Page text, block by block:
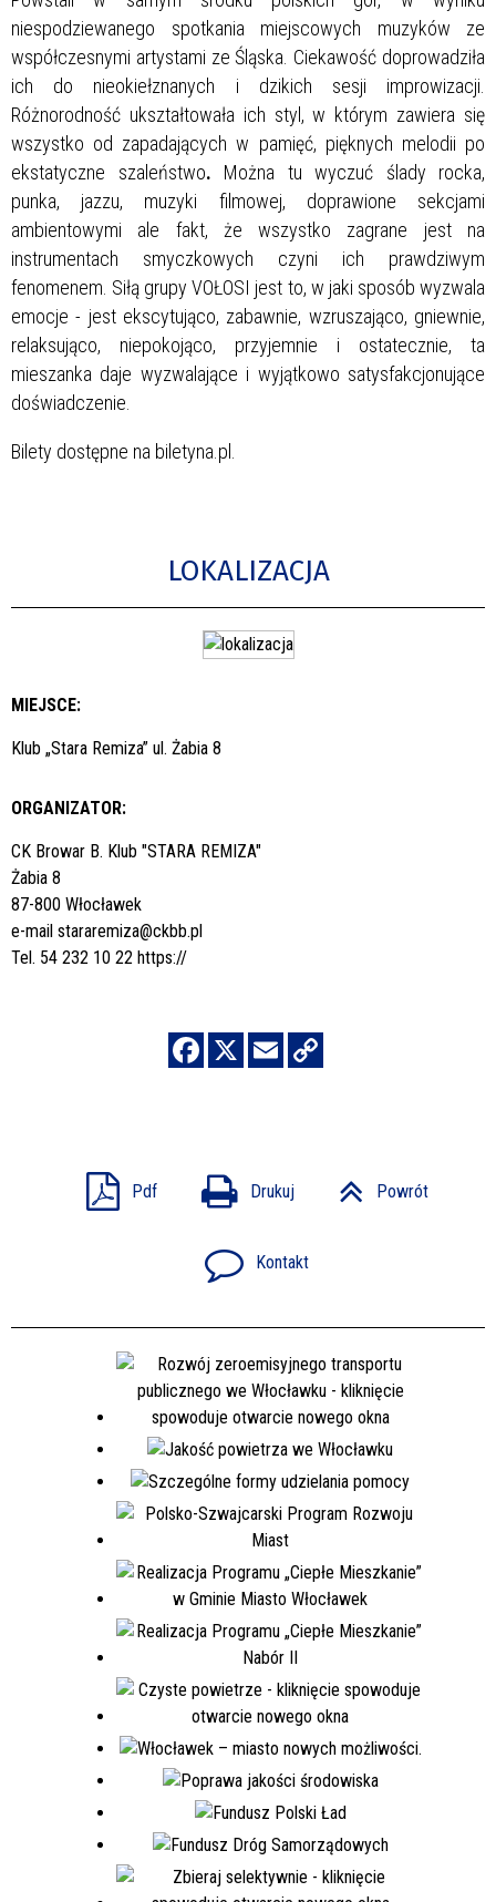
niespodziewanego spotkania miejscowych muzyków ze
współczesnymi artystami ze Śląska. Ciekawość doprowadziła
ich do nieokiełznanych i dzikich sesji improwizacji.
Różnorodność ukształtowała ich styl, w którym zawiera się
wszystko od zapadających w pamięć, pięknych melodii po
ekstatyczne szaleństwo. Można tu wyczuć ślady rocka,
punka, jazzu, muzyki filmowej, doprawione sekcjami
ambientowymi ale fakt, że wszystko zagrane jest na
instrumentach smyczkowych czyni ich prawdziwym
fenomenem. Siłą grupy VOŁOSI jest to, w jaki sposób wyzwala
emocje - jest ekscytująco, zabawnie, wzruszająco, gniewnie,
relaksująco, niepokojąco, przyjemnie i ostatecznie, ta
mieszanka daje wyzwalające i wyjątkowo satysfakcjonujące
doświadczenie.
Bilety dostępne na biletyna.pl.
LOKALIZACJA
MIEJSCE:
Klub „Stara Remiza” ul. Żabia 8
ORGANIZATOR:
CK Browar B. Klub "STARA REMIZA"
Żabia 8
87-800 Włocławek
e-mail stararemiza@ckbb.pl
Tel. 54 232 10 22 https://
Pdf Drukuj Powrót
Kontakt